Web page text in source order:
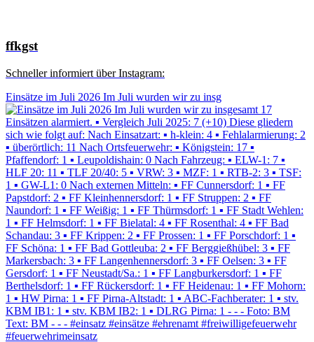
ffkgst
Schneller informiert über Instagram:
Einsätze im Juli 2026 Im Juli wurden wir zu insg